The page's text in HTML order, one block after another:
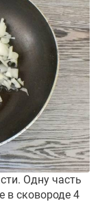
Одну часть
в сковороде 4